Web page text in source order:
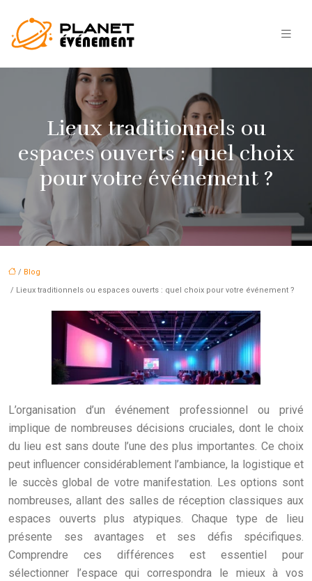
Lieux traditionnels ou
espaces ouverts : quel choix
pour votre événement ?
/ Blog
/ Lieux traditionnels ou espaces ouverts : quel choix pour votre événement ?
L’organisation d’un événement professionnel ou privé
implique de nombreuses décisions cruciales, dont le choix
du lieu est sans doute l’une des plus importantes. Ce choix
peut influencer considérablement l’ambiance, la logistique et
le succès global de votre manifestation. Les options sont
nombreuses, allant des salles de réception classiques aux
espaces ouverts plus atypiques. Chaque type de lieu
présente ses avantages et ses défis spécifiques.
Comprendre ces différences est essentiel pour
sélectionner l’espace qui correspondra le mieux à vos